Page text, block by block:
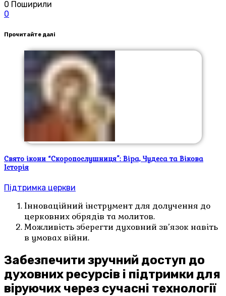
0 Поширили
0
Прочитайте далі
Свято ікони “Скоропослушниця”: Віра, Чудеса та Вікова
Історія
Підтримка церкви
Інноваційний інструмент для долучення до
церковних обрядів та молитов.
Можливість зберегти духовний зв’язок навіть
в умовах війни.
Забезпечити зручний доступ до
духовних ресурсів і підтримки для
віруючих через сучасні технології